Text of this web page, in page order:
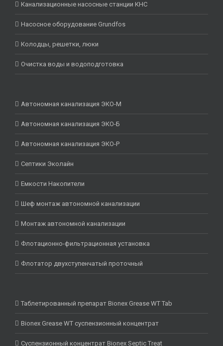
Канализационные насосные станции КНС
Насосное оборудование Grundfos
Колодцы, решетки, люки
Очистка воды и водоподготовка
Автономная канализация ЭКО-М
Автономная канализация ЭКО-Б
Автономная канализация ЭКО-Р
Септики Эколайн
Емкости Накопители
Шеф монтаж автономной канализации
Монтаж автономной канализации
Флотационно-фильтрационная установка
Флотатор двухступенчатый проточный
Таблетированный препарат Bionex Grease WT Tab
Bionex Grease WT суспензионный концентрат
Суспензионный концентрат Bionex Septic Treat